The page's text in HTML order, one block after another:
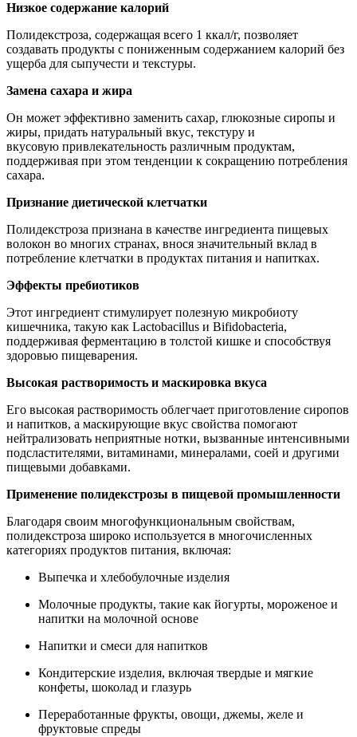
Низкое содержание калорий
Полидекстроза, содержащая всего 1 ккал/г, позволяет
создавать продукты с пониженным содержанием калорий без
ущерба для сыпучести и текстуры.
Замена сахара и жира
Он может эффективно заменить сахар, глюкозные сиропы и
жиры, придать натуральный вкус, текстуру и
вкусовую привлекательность различным продуктам,
поддерживая при этом тенденции к сокращению потребления
сахара.
Признание диетической клетчатки
Полидекстроза признана в качестве ингредиента пищевых
волокон во многих странах, внося значительный вклад в
потребление клетчатки в продуктах питания и напитках.
Эффекты пребиотиков
Этот ингредиент стимулирует полезную микробиоту
кишечника, такую как Lactobacillus и Bifidobacteria,
поддерживая ферментацию в толстой кишке и способствуя
здоровью пищеварения.
Высокая растворимость и маскировка вкуса
Его высокая растворимость облегчает приготовление сиропов
и напитков, а маскирующие вкус свойства помогают
нейтрализовать неприятные нотки, вызванные интенсивными
подсластителями, витаминами, минералами, соей и другими
пищевыми добавками.
Применение полидекстрозы в пищевой промышленности
Благодаря своим многофункциональным свойствам,
полидекстроза широко используется в многочисленных
категориях продуктов питания, включая:
Выпечка и хлебобулочные изделия
Молочные продукты, такие как йогурты, мороженое и
напитки на молочной основе
Напитки и смеси для напитков
Кондитерские изделия, включая твердые и мягкие
конфеты, шоколад и глазурь
Переработанные фрукты, овощи, джемы, желе и
фруктовые спреды